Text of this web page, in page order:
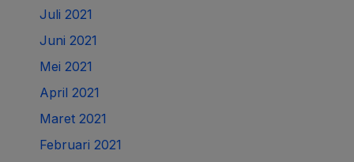
Juli 2021
Juni 2021
Mei 2021
April 2021
Maret 2021
Februari 2021